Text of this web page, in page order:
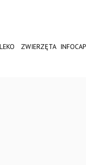
ZWIERZĘTA INFOCAP